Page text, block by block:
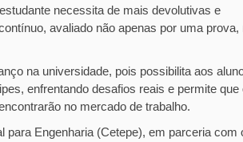
necessita de mais devolutivas e
avaliado não apenas por uma prova,
na universidade, pois possibilita aos
enfrentando desafios reais e permite que
no mercado de trabalho.
para Engenharia (Cetepe), em parceria com